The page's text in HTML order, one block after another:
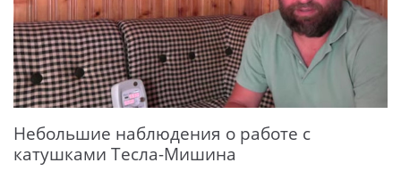
Небольшие наблюдения о работе с
катушками Тесла-Мишина